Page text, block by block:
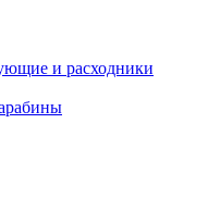
и расходники